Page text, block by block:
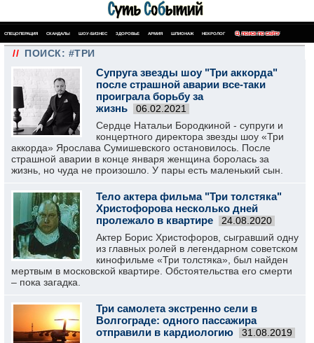
СПЕЦОПЕРАЦИЯ СКАНДАЛЫ ШОУ-БИЗНЕС ЗДОРОВЬЕ АРМИЯ ШПИОНАЖ НЕКРОЛОГ ПОИСК ПО САЙТУ
// ПОИСК: #ТРИ
Супруга звезды шоу "Три аккорда"
после страшной аварии все-таки
проиграла борьбу за
жизнь
06.02.2021
Сердце Натальи Бородкиной - супруги и
концертного директора звезды шоу «Три
аккорда» Ярослава Сумишевского остановилось. После
страшной аварии в конце января женщина боролась за
жизнь, но чуда не произошло. У пары есть маленький сын.
Тело актера фильма "Три толстяка"
Христофорова несколько дней
пролежало в квартире
24.08.2020
Актер Борис Христофоров, сыгравший одну
из главных ролей в легендарном советском
кинофильме «Три толстяка», был найден
мертвым в московской квартире. Обстоятельства его смерти
– пока загадка.
Три самолета экстренно сели в
Волгограде: одного пассажира
отправили в кардиологию
31.08.2019